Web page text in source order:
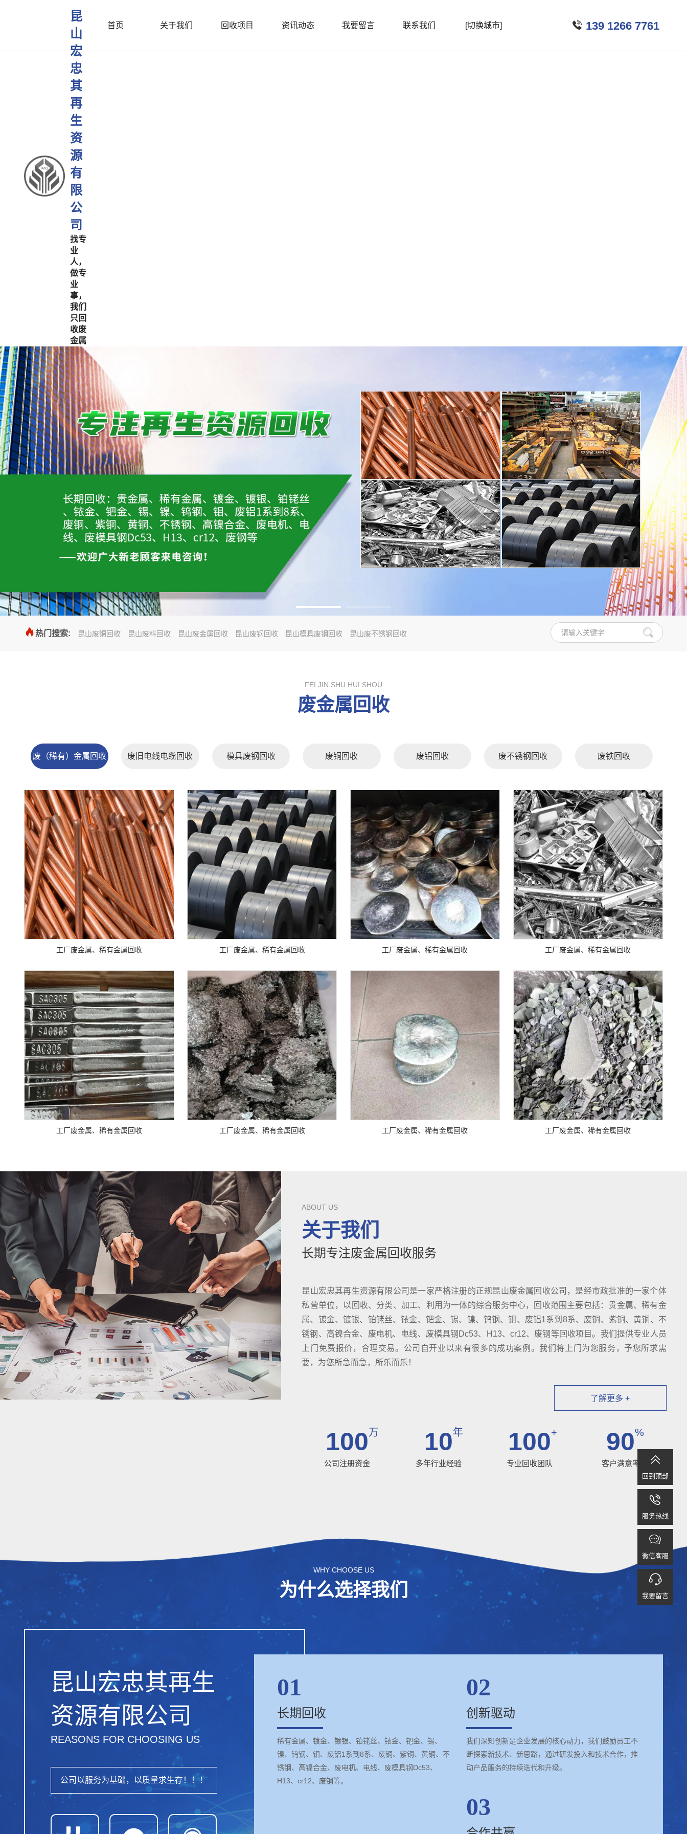
昆
山
宏
忠
其
再
生
资
源
有
限
公
司
找专
业
人，
做专
业
事，
我们
只回
收废
金属
首页 关于我们 回收项目 资讯动态 我要留言 联系我们 [切换城市]  139 1266 7761
热门搜索: 昆山废铜回收 昆山废料回收 昆山废金属回收 昆山废钢回收 昆山模具废钢回收 昆山废不锈钢回收
FEI JIN SHU HUI SHOU
废金属回收
废（稀有）金属回收 废旧电线电缆回收 模具废钢回收 废铜回收 废铝回收 废不锈钢回收 废铁回收
工厂废金属、稀有金属回收 工厂废金属、稀有金属回收 工厂废金属、稀有金属回收 工厂废金属、稀有金属回收
工厂废金属、稀有金属回收 工厂废金属、稀有金属回收 工厂废金属、稀有金属回收 工厂废金属、稀有金属回收
ABOUT US
关于我们
长期专注废金属回收服务
昆山宏忠其再生资源有限公司是一家严格注册的正规昆山废金属回收公司，是经市政批准的一家个体
私营单位，以回收、分类、加工、利用为一体的综合服务中心，回收范围主要包括：贵金属、稀有金
属、镀金、镀银、铂铑丝、铱金、钯金、锡、镍、钨钢、钼、废铝1系到8系、废铜、紫铜、黄铜、不
锈钢、高镍合金、废电机、电线、废模具钢Dc53、H13、cr12、废钢等回收项目。我们提供专业人员
上门免费报价，合理交易。公司自开业以来有很多的成功案例。我们将上门为您服务，予您所求需
要，为您所急而急，所乐而乐！
了解更多 +
100万
公司注册资金
10年
多年行业经验
100+
专业回收团队
90%
客户满意率
WHY CHOOSE US
为什么选择我们
昆山宏忠其再生
资源有限公司
REASONS FOR CHOOSING US
公司以服务为基础，以质量求生存！！！
01
长期回收
稀有金属、镀金、镀银、铂铑丝、铱金、钯金、锡、
镍、钨钢、钼、废铝1系到8系、废铜、紫铜、黄铜、不
锈钢、高镍合金、废电机、电线、废模具钢Dc53、
H13、cr12、废钢等。
02
创新驱动
我们深知创新是企业发展的核心动力，我们鼓励员工不
断探索新技术、新思路，通过研发投入和技术合作，推
动产品服务的持续迭代和升级。
03

回到顶部

服务热线

微信客服

我要留言